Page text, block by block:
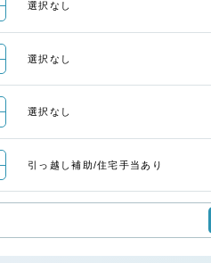
選択なし
選択なし
選択なし
引っ越し補助/住宅手当あり